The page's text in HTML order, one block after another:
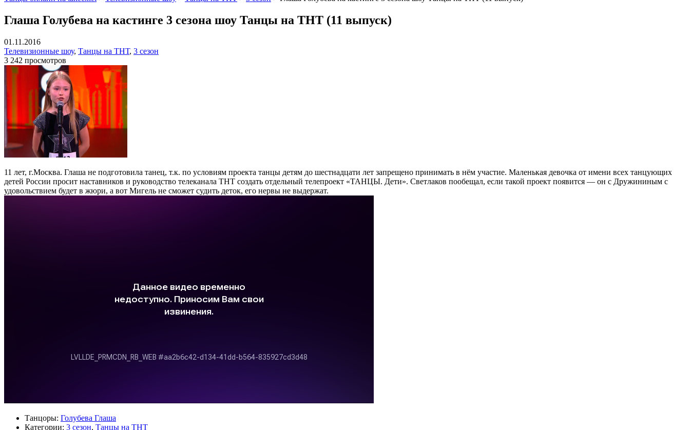
Глаша Голубева на кастинге 3 сезона шоу Танцы на ТНТ (11 выпуск)
01.11.2016
Телевизионные шоу, Танцы на ТНТ, 3 сезон
3 242 просмотров
11 лет, г.Москва. Глаша не подготовила танец, т.к. по условиям проекта танцы детям до шестнадцати лет запрещено принимать в нём участие. Маленькая девочка от имени всех танцующих
детей России просит наставников и руководство телеканала ТНТ создать отдельный телепроект «ТАНЦЫ. Дети». Светлаков пообещал, если такой проект появится — он с Дружининым с
удовольствием будет в жюри, а вот Мигель не сможет судить деток, его нервы не выдержат.
Танцоры: Голубева Глаша
Категории: 3 сезон, Танцы на ТНТ